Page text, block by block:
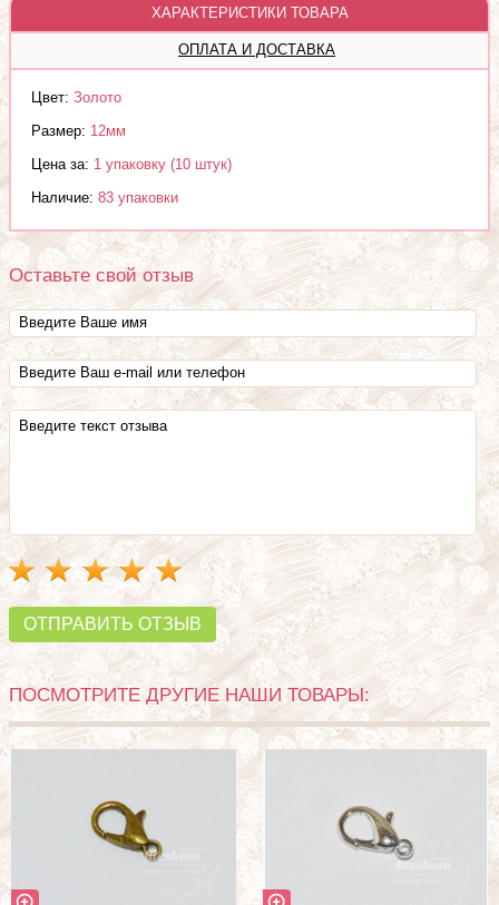
ХАРАКТЕРИСТИКИ ТОВАРА
ОПЛАТА И ДОСТАВКА
Цвет: Золото
Размер: 12мм
Цена за: 1 упаковку (10 штук)
Наличие: 83 упаковки
Оставьте свой отзыв
ОТПРАВИТЬ ОТЗЫВ
ПОСМОТРИТЕ ДРУГИЕ НАШИ ТОВАРЫ: